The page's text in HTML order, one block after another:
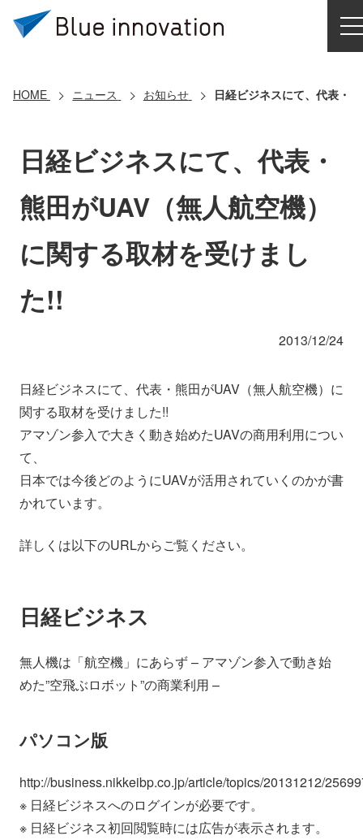
導入事例
コアテクノロジー
クラウドモビリティ研究所
会社情報 ニュース
採用情報 資料ダウンロード
IR情報 English
HOME ニュース お知らせ 日経ビジネスにて、代表・
日経ビジネスにて、代表・
熊田がUAV（無人航空機）
に関する取材を受けまし
た!!
2013/12/24
日経ビジネスにて、代表・熊田がUAV（無人航空機）に
関する取材を受けました!!
アマゾン参入で大きく動き始めたUAVの商用利用につい
て、
日本では今後どのようにUAVが活用されていくのかが書
かれています。
詳しくは以下のURLからご覧ください。
日経ビジネス
無人機は「航空機」にあらず – アマゾン参入で動き始
めた”空飛ぶロボット”の商業利用 –
パソコン版
http://business.nikkeibp.co.jp/article/topics/20131212/
※ 日経ビジネスへのログインが必要です。
※ 日経ビジネス初回閲覧時には広告が表示されます。